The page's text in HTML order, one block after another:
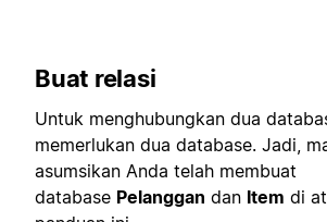
Buat relasi
Untuk menghubungkan dua
memerlukan dua database. Jadi,
asumsikan Anda telah membuat
database Pelanggan dan Item di